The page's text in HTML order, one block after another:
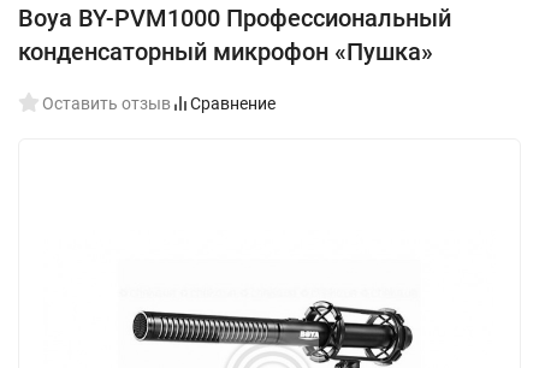
Boya BY-PVM1000 Профессиональный
конденсаторный микрофон «Пушка»
Оставить отзыв Сравнение